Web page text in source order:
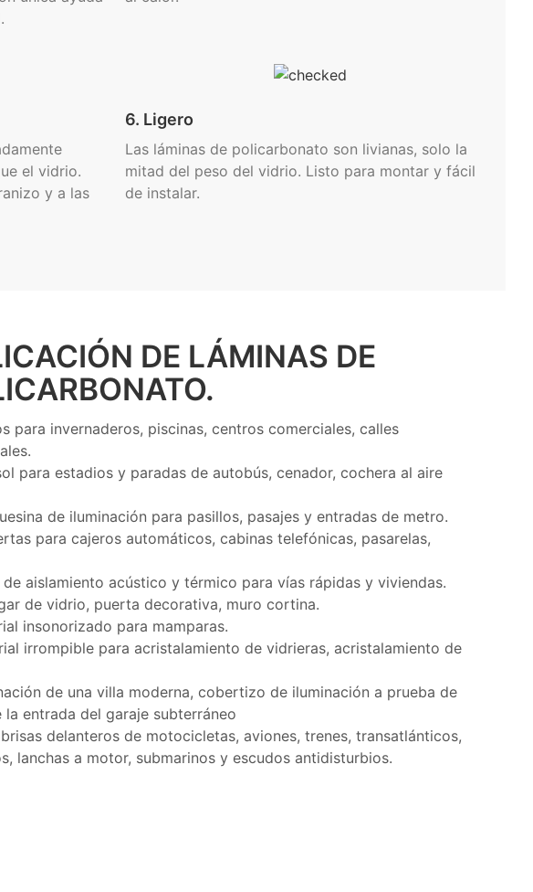
el vidrio.
y a las
6. Ligero
Las láminas de policarbonato son livianas, solo la
mitad del peso del vidrio. Listo para montar y fácil
de instalar.
DE LÁMINAS DE
para invernaderos, piscinas, centros comerciales, calles
para estadios y paradas de autobús, cenador, cochera al aire
de iluminación para pasillos, pasajes y entradas de metro.
para cajeros automáticos, cabinas telefónicas, pasarelas,
aislamiento acústico y térmico para vías rápidas y viviendas.
de vidrio, puerta decorativa, muro cortina.
insonorizado para mamparas.
irrompible para acristalamiento de vidrieras, acristalamiento de
de una villa moderna, cobertizo de iluminación a prueba de
la entrada del garaje subterráneo
delanteros de motocicletas, aviones, trenes, transatlánticos,
lanchas a motor, submarinos y escudos antidisturbios.